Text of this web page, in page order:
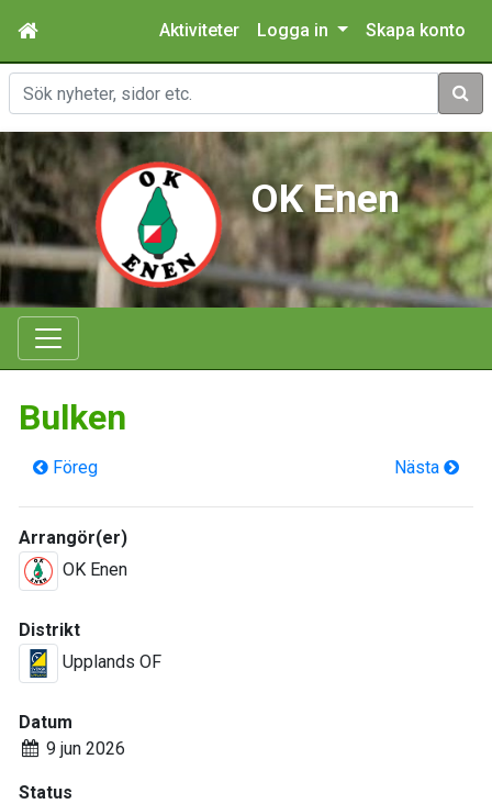
Aktiviteter Logga in Skapa konto
Sök
OK Enen
Bulken
Föreg Nästa
Arrangör(er)
OK Enen
Distrikt
Upplands OF
Datum
9 jun 2026
Status